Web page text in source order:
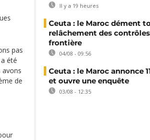
pas
été
avons
de
Il y a 19 heures
Ceuta : le Maroc dément
relâchement des
frontière
04/08 - 09:56
Ceuta : le Maroc annonce
et ouvre une enquête
03/08 - 12:35